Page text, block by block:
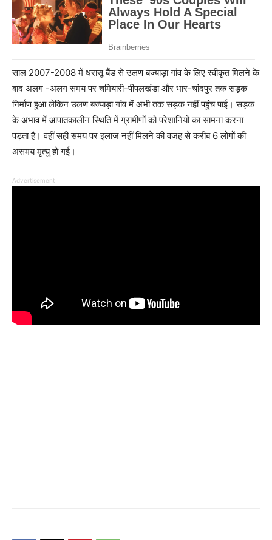
साल 2007-2008 में धरासू बैंड से उलण बज्याड़ा गांव के लिए स्वीकृत मिलने के
बाद अलग -अलग समय पर चमियारी-पीपलखंडा और भार-चांदपुर तक सड़क
निर्माण हुआ लेकिन उलण बज्याड़ा गांव में अभी तक सड़क नहीं पहुंच पाई। सड़क
के अभाव में आपातकालीन स्थिति में ग्रामीणों को परेशानियों का सामना करना
पड़ता है। वहीं सही समय पर इलाज नहीं मिलने की वजह से करीब 6 लोगों की
असमय मृत्यु हो गई।
Advertisement